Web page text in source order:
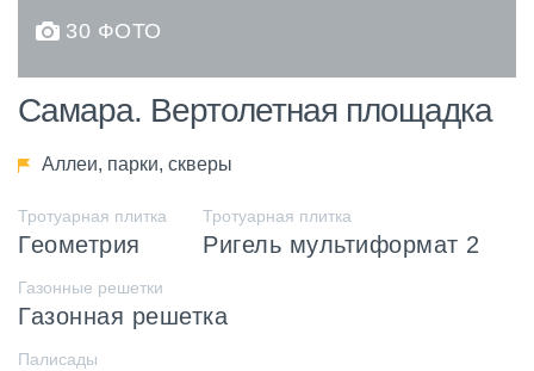
30 ФОТО
Самара. Вертолетная площадка
Аллеи, парки, скверы
Тротуарная плитка
Геометрия
Тротуарная плитка
Ригель мультиформат 2
Газонные решетки
Газонная решетка
Палисады